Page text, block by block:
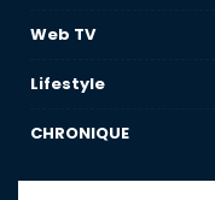
Web TV
Lifestyle
CHRONIQUE